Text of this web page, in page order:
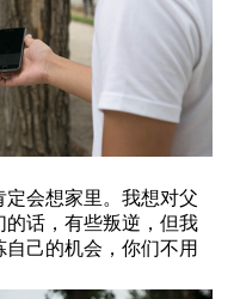
会想家里。我想对父
话，有些叛逆，但我
己的机会，你们不用